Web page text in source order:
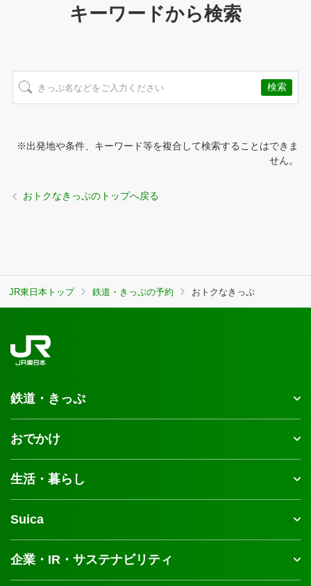
キーワードから検索
※出発地や条件、キーワード等を複合して検索することはできま
せん。
おトクなきっぷのトップへ戻る
JR東日本トップ 鉄道・きっぷの予約 おトクなきっぷ
鉄道・きっぷ
おでかけ
生活・暮らし
Suica
企業・IR・サステナビリティ